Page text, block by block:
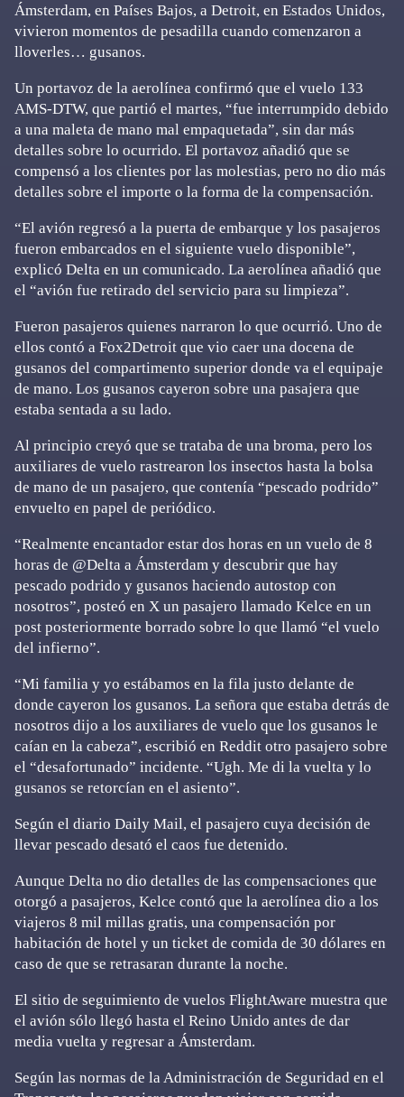
Ámsterdam, en Países Bajos, a Detroit, en Estados Unidos,
vivieron momentos de pesadilla cuando comenzaron a
lloverles… gusanos.
Un portavoz de la aerolínea confirmó que el vuelo 133
AMS-DTW, que partió el martes, “fue interrumpido debido
a una maleta de mano mal empaquetada”, sin dar más
detalles sobre lo ocurrido. El portavoz añadió que se
compensó a los clientes por las molestias, pero no dio más
detalles sobre el importe o la forma de la compensación.
“El avión regresó a la puerta de embarque y los pasajeros
fueron embarcados en el siguiente vuelo disponible”,
explicó Delta en un comunicado. La aerolínea añadió que
el “avión fue retirado del servicio para su limpieza”.
Fueron pasajeros quienes narraron lo que ocurrió. Uno de
ellos contó a Fox2Detroit que vio caer una docena de
gusanos del compartimento superior donde va el equipaje
de mano. Los gusanos cayeron sobre una pasajera que
estaba sentada a su lado.
Al principio creyó que se trataba de una broma, pero los
auxiliares de vuelo rastrearon los insectos hasta la bolsa
de mano de un pasajero, que contenía “pescado podrido”
envuelto en papel de periódico.
“Realmente encantador estar dos horas en un vuelo de 8
horas de @Delta a Ámsterdam y descubrir que hay
pescado podrido y gusanos haciendo autostop con
nosotros”, posteó en X un pasajero llamado Kelce en un
post posteriormente borrado sobre lo que llamó “el vuelo
del infierno”.
“Mi familia y yo estábamos en la fila justo delante de
donde cayeron los gusanos. La señora que estaba detrás de
nosotros dijo a los auxiliares de vuelo que los gusanos le
caían en la cabeza”, escribió en Reddit otro pasajero sobre
el “desafortunado” incidente. “Ugh. Me di la vuelta y lo
gusanos se retorcían en el asiento”.
Según el diario Daily Mail, el pasajero cuya decisión de
llevar pescado desató el caos fue detenido.
Aunque Delta no dio detalles de las compensaciones que
otorgó a pasajeros, Kelce contó que la aerolínea dio a los
viajeros 8 mil millas gratis, una compensación por
habitación de hotel y un ticket de comida de 30 dólares en
caso de que se retrasaran durante la noche.
El sitio de seguimiento de vuelos FlightAware muestra que
el avión sólo llegó hasta el Reino Unido antes de dar
media vuelta y regresar a Ámsterdam.
Según las normas de la Administración de Seguridad en el